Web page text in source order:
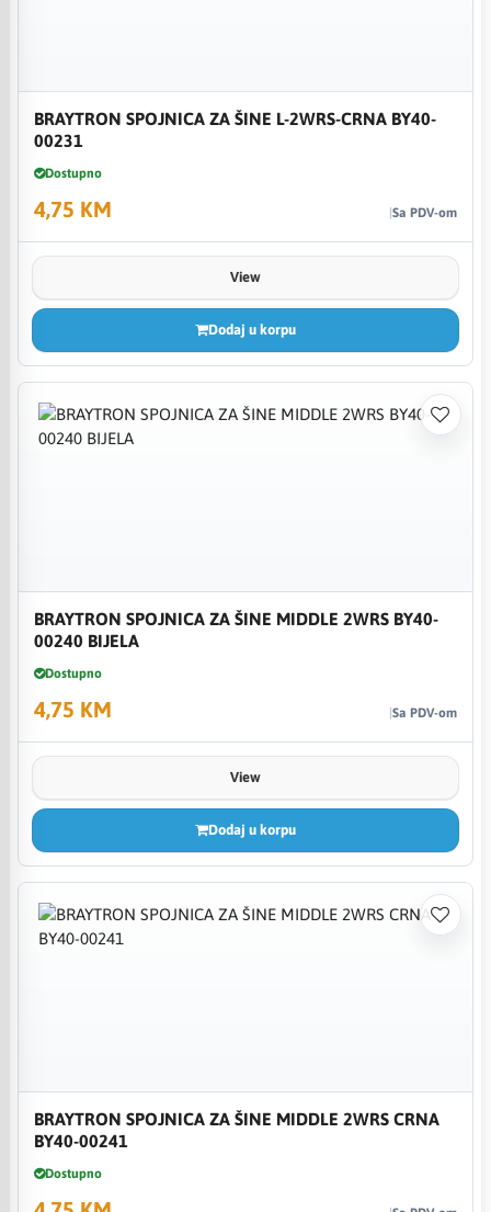
BRAYTRON SPOJNICA ZA ŠINE L-2WRS-CRNA BY40-
00231
Dostupno
4,75 KM Sa PDV-om
View
Dodaj u korpu
BRAYTRON SPOJNICA ZA ŠINE MIDDLE 2WRS BY40-
00240 BIJELA
Dostupno
4,75 KM Sa PDV-om
View
Dodaj u korpu
BRAYTRON SPOJNICA ZA ŠINE MIDDLE 2WRS CRNA
BY40-00241
Dostupno